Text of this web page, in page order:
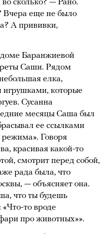
сколько? — Рано.
Вчера еще не было
А прививки,
Баранжиевой
Саши. Рядом
елка,
игрушками, которые
Сусанна
месяцы Саша был
ее ссылками
режима». Говоря
красивая какой-то
смотрит перед собой,
рада была, что
— объясняет она.
что ты будешь
то вроде
про животных»».